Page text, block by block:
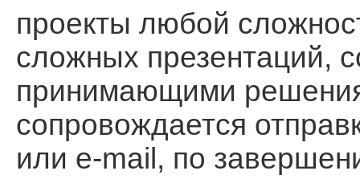
проекты любой
сложных презентаций,
принимающими
сопровождается
или e-mail, по